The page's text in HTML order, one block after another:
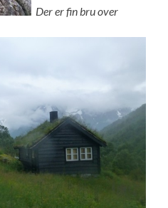
Der er fin bru over